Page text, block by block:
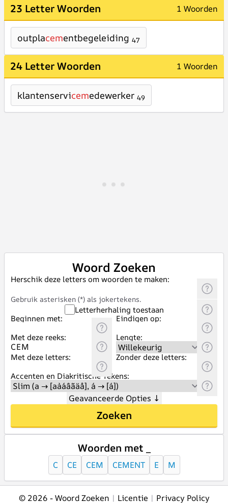
23 Letter Woorden 1 Woorden
outplacementbegeleiding 47
24 Letter Woorden 1 Woorden
klantenservicemedewerker 49
Woord Zoeken
Herschik deze letters om woorden te maken:
Gebruik asterisken (*) als jokertekens.
Letterherhaling toestaan
Beginnen met:
Eindigen op:
Met deze reeks:
Lengte:
Met deze letters:
Zonder deze letters:
Accenten en Diakritische Tekens:
Geavanceerde Opties ↓
Zoeken
Woorden met _
C CE CEM CEMENT E M
© 2026 -Woord Zoeken | Licentie | Privacy Policy